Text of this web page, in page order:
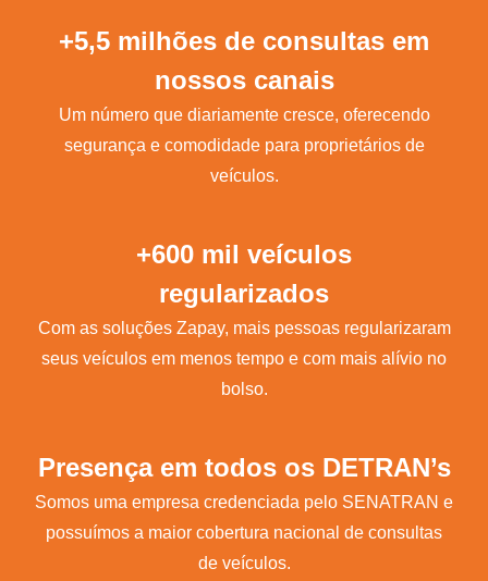
+5,5 milhões de consultas em
nossos canais
Um número que diariamente cresce, oferecendo
segurança e comodidade para proprietários de
veículos.
+600 mil veículos
regularizados
Com as soluções Zapay, mais pessoas regularizaram
seus veículos em menos tempo e com mais alívio no
bolso.
Presença em todos os DETRAN’s
Somos uma empresa credenciada pelo SENATRAN e
possuímos a maior cobertura nacional de consultas
de veículos.